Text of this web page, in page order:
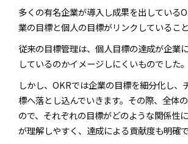
多くの有名企業が導入し成果を出している
業の目標と個人の目標がリンクしていること
従来の目標管理は、個人目標の達成が企業
しているのかイメージしにくいものでした。
しかし、OKRでは企業の目標を細分化し、
標へ落とし込んでいきます。その際、全体
ので、それぞれの目標がどのような関係性
が理解しやすく、達成による貢献度も明確で